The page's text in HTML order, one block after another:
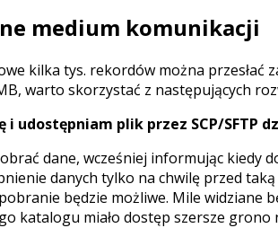
medium komunikacji
kilka tys. rekordów można
warto skorzystać z następujących
udostępniam plik przez SCP/SFTP
dane, wcześniej informując kiedy
danych tylko na chwilę przed
będzie możliwe. Mile widziane
katalogu miało dostęp szersze grono